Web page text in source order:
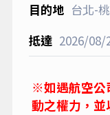
台北-
2026/08/
※如遇航空公
動之權力，